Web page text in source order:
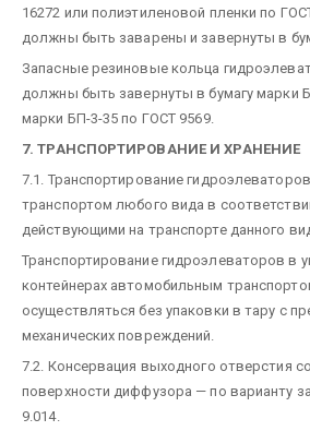
16272 или полиэтиленовой пленки по
должны быть заварены и завернуты в
Запасные резиновые кольца
должны быть завернуты в бумагу марки
марки БП-3-35 по ГОСТ 9569.
7. ТРАНСПОРТИРОВАНИЕ И ХРАНЕНИЕ
7.1. Транспортирование
транспортом любого вида в
действующими на транспорте данного
Транспортирование гидроэлеваторов в
контейнерах автомобильным
осуществляться без упаковки в тару с
механических повреждений.
7.2. Консервация выходного отверстия
поверхности диффузора — по варианту
9.014.